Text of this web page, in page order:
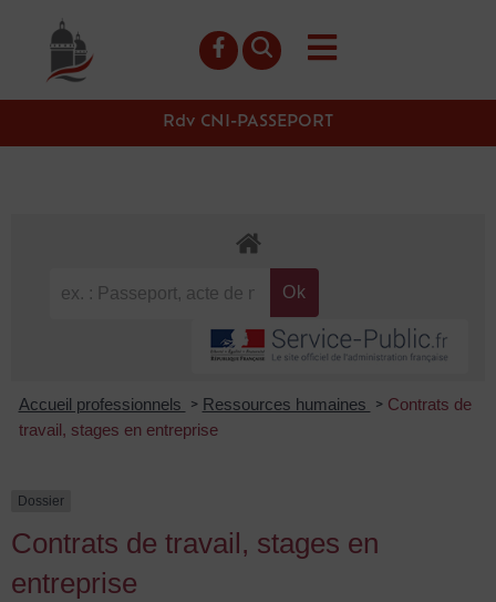
principal
Rdv CNI-PASSEPORT
Accueil professionnels > Ressources humaines > Contrats de
travail, stages en entreprise
Dossier
Contrats de travail, stages en
entreprise